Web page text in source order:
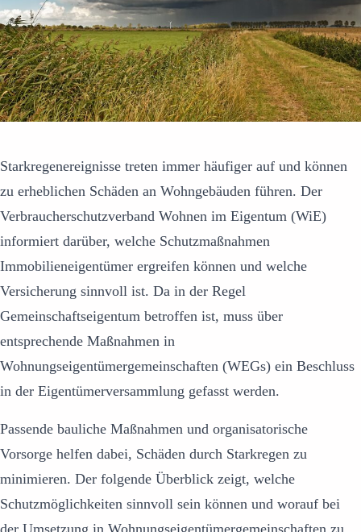
Starkregenereignisse treten immer häufiger auf und können
zu erheblichen Schäden an Wohngebäuden führen. Der
Verbraucherschutzverband Wohnen im Eigentum (WiE)
informiert darüber, welche Schutzmaßnahmen
Immobilieneigentümer ergreifen können und welche
Versicherung sinnvoll ist. Da in der Regel
Gemeinschaftseigentum betroffen ist, muss über
entsprechende Maßnahmen in
Wohnungseigentümergemeinschaften (WEGs) ein Beschluss
in der Eigentümerversammlung gefasst werden.
Passende bauliche Maßnahmen und organisatorische
Vorsorge helfen dabei, Schäden durch Starkregen zu
minimieren. Der folgende Überblick zeigt, welche
Schutzmöglichkeiten sinnvoll sein können und worauf bei
der Umsetzung in Wohnungseigentümergemeinschaften zu